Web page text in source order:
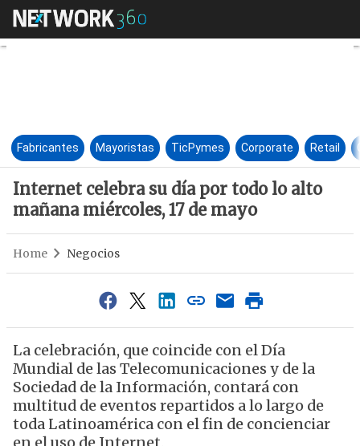
Internet celebra su día por
Fabricantes Mayoristas TicPymes Corporate Retail
Internet celebra su día por todo lo alto
mañana miércoles, 17 de mayo
Home Negocios
La celebración, que coincide con el Día
Mundial de las Telecomunicaciones y de la
Sociedad de la Información, contará con
multitud de eventos repartidos a lo largo de
toda Latinoamérica con el fin de concienciar